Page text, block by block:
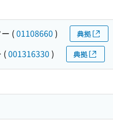
(01108660 ) 典拠
(001316330 ) 典拠